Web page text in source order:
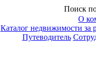
Поиск
О
Каталог недвижимости за
Путеводитель